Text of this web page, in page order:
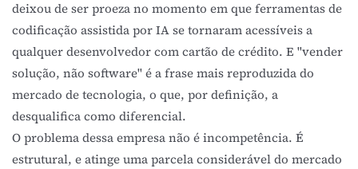
deixou de ser proeza no momento em que ferramentas de
codificação assistida por IA se tornaram acessíveis a
qualquer desenvolvedor com cartão de crédito. E "vender
solução, não software" é a frase mais reproduzida do
mercado de tecnologia, o que, por definição, a
desqualifica como diferencial.
O problema dessa empresa não é incompetência. É
estrutural, e atinge uma parcela considerável do mercado